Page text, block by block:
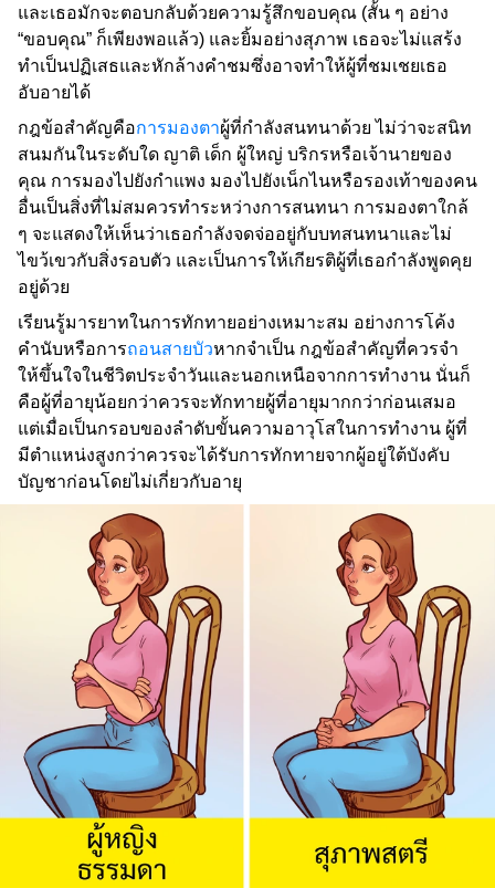
และเธอมักจะตอบกลับด้วยความรู้สึกขอบคุณ (สั้น ๆ อย่าง
“ขอบคุณ” ก็เพียงพอแล้ว) และยิ้มอย่างสุภาพ เธอจะไม่แสร้ง
ทำเป็นปฏิเสธและหักล้างคำชมซึ่งอาจทำให้ผู้ที่ชมเชยเธอ
อับอายได้
กฎข้อสำคัญคือการมองตาผู้ที่กำลังสนทนาด้วย ไม่ว่าจะสนิท
สนมกันในระดับใด ญาติ เด็ก ผู้ใหญ่ บริกรหรือเจ้านายของ
คุณ การมองไปยังกำแพง มองไปยังเน็กไนหรือรองเท้าของคน
อื่นเป็นสิ่งที่ไม่สมควรทำระหว่างการสนทนา การมองตาใกล้
ๆ จะแสดงให้เห็นว่าเธอกำลังจดจ่ออยู่กับบทสนทนาและไม่
ไขว้เขวกับสิ่งรอบตัว และเป็นการให้เกียรติผู้ที่เธอกำลังพูดคุย
อยู่ด้วย
เรียนรู้มารยาทในการทักทายอย่างเหมาะสม อย่างการโค้ง
คำนับหรือการถอนสายบัวหากจำเป็น กฎข้อสำคัญที่ควรจำ
ให้ขึ้นใจในชีวิตประจำวันและนอกเหนือจากการทำงาน นั่นก็
คือผู้ที่อายุน้อยกว่าควรจะทักทายผู้ที่อายุมากกว่าก่อนเสมอ
แต่เมื่อเป็นกรอบของลำดับขั้นความอาวุโสในการทำงาน ผู้ที่
มีตำแหน่งสูงกว่าควรจะได้รับการทักทายจากผู้อยู่ใต้บังคับ
บัญชาก่อนโดยไม่เกี่ยวกับอายุ